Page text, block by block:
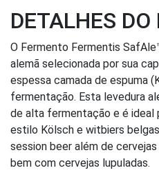
DETALHES DO
O Fermento Fermentis
alemã selecionada por sua
espessa camada de espuma
fermentação. Esta levedura
de alta fermentação e é ideal
estilo Kölsch e witbiers
session beer além de
bem com cervejas lupuladas.